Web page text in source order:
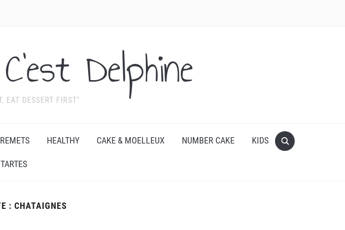
Delphine
EAT DESSERT FIRST"
HEALTHY CAKE & MOELLEUX NUMBER CAKE KIDS
TARTES
: CHATAIGNES